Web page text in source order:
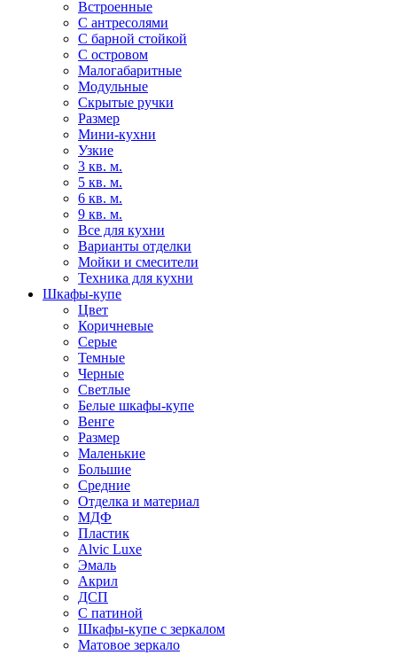
Встроенные
С антресолями
С барной стойкой
С островом
Малогабаритные
Модульные
Скрытые ручки
Размер
Мини-кухни
Узкие
3 кв. м.
5 кв. м.
6 кв. м.
9 кв. м.
Все для кухни
Варианты отделки
Мойки и смесители
Техника для кухни
Шкафы-купе
Цвет
Коричневые
Серые
Темные
Черные
Светлые
Белые шкафы-купе
Венге
Размер
Маленькие
Большие
Средние
Отделка и материал
МДФ
Пластик
Alvic Luxe
Эмаль
Акрил
ДСП
С патиной
Шкафы-купе с зеркалом
Матовое зеркало